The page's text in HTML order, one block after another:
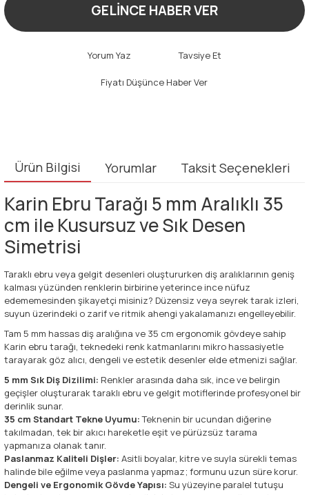
GELİNCE HABER VER
Yorum Yaz Tavsiye Et
Fiyatı Düşünce Haber Ver
Ürün Bilgisi Yorumlar Taksit Seçenekleri
Karin Ebru Tarağı 5 mm Aralıklı 35
cm ile Kusursuz ve Sık Desen
Simetrisi
Taraklı ebru veya gelgit desenleri oluştururken diş aralıklarının geniş
kalması yüzünden renklerin birbirine yeterince ince nüfuz
edememesinden şikayetçi misiniz? Düzensiz veya seyrek tarak izleri,
suyun üzerindeki o zarif ve ritmik ahengi yakalamanızı engelleyebilir.
Tam 5 mm hassas diş aralığına ve 35 cm ergonomik gövdeye sahip
Karin ebru tarağı, teknedeki renk katmanlarını mikro hassasiyetle
tarayarak göz alıcı, dengeli ve estetik desenler elde etmenizi sağlar.
5 mm Sık Diş Dizilimi: Renkler arasında daha sık, ince ve belirgin
geçişler oluşturarak taraklı ebru ve gelgit motiflerinde profesyonel bir
derinlik sunar.
35 cm Standart Tekne Uyumu:Teknenin bir ucundan diğerine
takılmadan, tek bir akıcı hareketle eşit ve pürüzsüz tarama
yapmanıza olanak tanır.
Paslanmaz Kaliteli Dişler: Asitli boyalar, kitre ve suyla sürekli temas
halinde bile eğilme veya paslanma yapmaz; formunu uzun süre korur.
Dengeli ve Ergonomik Gövde Yapısı: Su yüzeyine paralel tutuşu